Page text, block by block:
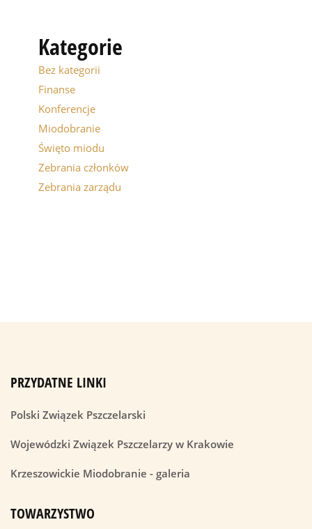
Kategorie
Bez kategorii
Finanse
Konferencje
Miodobranie
Święto miodu
Zebrania członków
Zebrania zarządu
PRZYDATNE LINKI
Polski Związek Pszczelarski
Wojewódzki Związek Pszczelarzy w Krakowie
Krzeszowickie Miodobranie - galeria
TOWARZYSTWO